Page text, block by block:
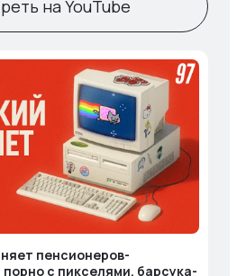
на YouTube
пенсионеров-
с пикселями, барсука-